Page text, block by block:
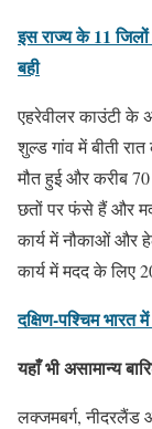
इस राज्य के 11
बही
एहरेवीलर काउंटी के
शुल्ड गांव में बीती
मौत हुई और करीब
छतों पर फंसे हैं और
कार्य में नौकाओं और
कार्य में मदद के लिए
दक्षिण-पश्चिम भारत
यहाँभी असामान्य
लक्जमबर्ग, नीदरलैंड